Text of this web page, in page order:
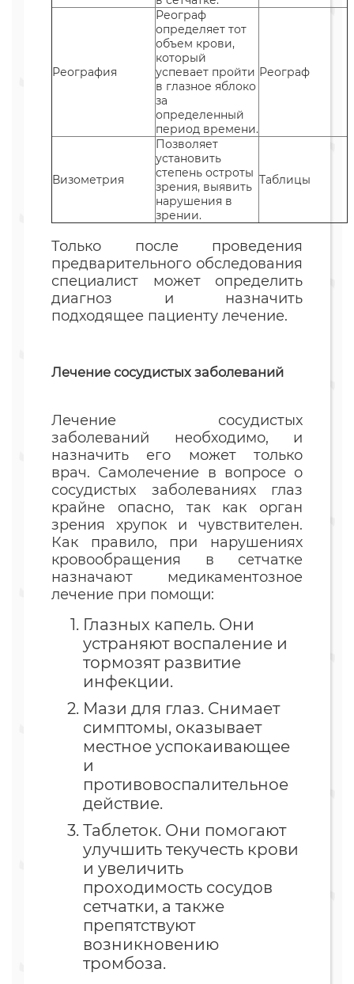
Реография
Реограф
определяет тот
объем крови,
который
успевает пройти
в глазное яблоко
за
определенный
период времени.
Реограф
Визометрия
Позволяет
установить
степень остроты
зрения, выявить
нарушения в
зрении.
Таблицы
Только после проведения
предварительного обследования
специалист может определить
диагноз и назначить
подходящее пациенту лечение.
Лечение сосудистых заболеваний
Лечение сосудистых
заболеваний необходимо, и
назначить его может только
врач. Самолечение в вопросе о
сосудистых заболеваниях глаз
крайне опасно, так как орган
зрения хрупок и чувствителен.
Как правило, при нарушениях
кровообращения в сетчатке
назначают медикаментозное
лечение при помощи:
Глазных капель. Они
устраняют воспаление и
тормозят развитие
инфекции.
Мази для глаз. Снимает
симптомы, оказывает
местное успокаивающее
и
противовоспалительное
действие.
Таблеток. Они помогают
улучшить текучесть крови
и увеличить
проходимость сосудов
сетчатки, а также
препятствуют
возникновению
тромбоза.